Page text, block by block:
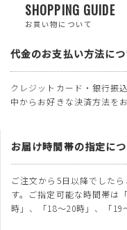
SHOPPING GUIDE
お買い物について
代金のお支払い方法につ
クレジットカード・銀行振
中からお好きな決済方法を
お届け時間帯の指定に
ご注文から5日以降でした
す。ご指定可能な時間帯は
時」、「18～20時」、「19